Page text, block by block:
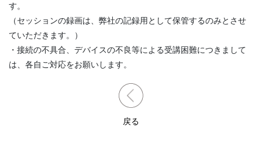
す。
（セッションの録画は、弊社の記録用として保管するのみとさせ
ていただきます。）
・接続の不具合、デバイスの不良等による受講困難につきまして
は、各自ご対応をお願いします。
戻る